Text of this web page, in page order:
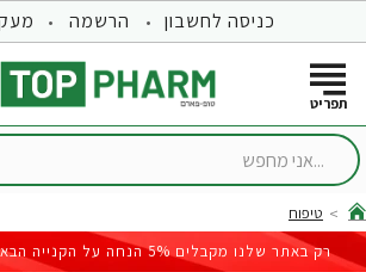
כניסה לחשבון הרשמה
...אני
home
טיפוח
רק באתר שלנו מקבלים 5% הנחה על הקנייה הבאה |